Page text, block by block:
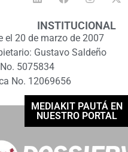
INSTITUCIONAL
el 20 de marzo de 2007
Gustavo Saldeño
5075834
No. 12069656
MEDIAKIT PAUTÁ EN
NUESTRO PORTAL